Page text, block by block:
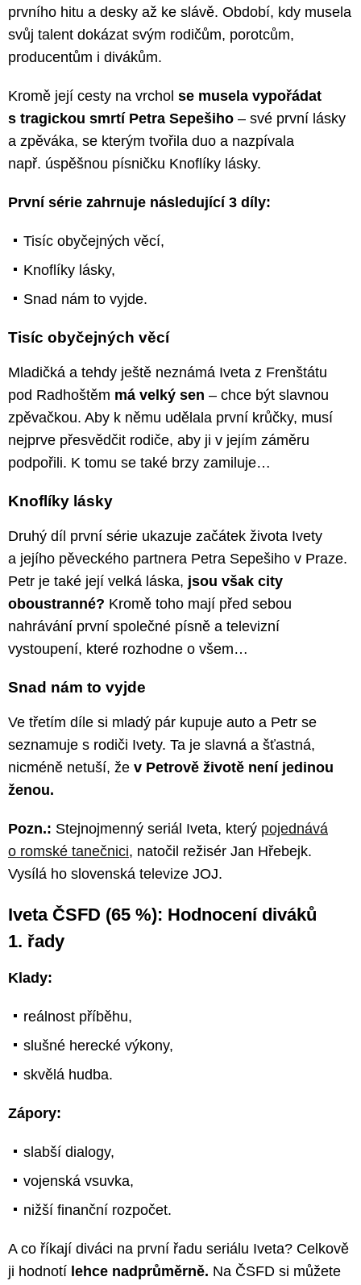
prvního hitu a desky až ke slávě. Období, kdy musela
svůj talent dokázat svým rodičům, porotcům,
producentům i divákům.
Kromě její cesty na vrchol se musela vypořádat
s tragickou smrtí Petra Sepešiho – své první lásky
a zpěváka, se kterým tvořila duo a nazpívala
např. úspěšnou písničku Knoflíky lásky.
První série zahrnuje následující 3 díly:
Tisíc obyčejných věcí,
Knoflíky lásky,
Snad nám to vyjde.
Tisíc obyčejných věcí
Mladičká a tehdy ještě neznámá Iveta z Frenštátu
pod Radhoštěm má velký sen – chce být slavnou
zpěvačkou. Aby k němu udělala první krůčky, musí
nejprve přesvědčit rodiče, aby ji v jejím záměru
podpořili. K tomu se také brzy zamiluje…
Knoflíky lásky
Druhý díl první série ukazuje začátek života Ivety
a jejího pěveckého partnera Petra Sepešiho v Praze.
Petr je také její velká láska, jsou však city
oboustranné? Kromě toho mají před sebou
nahrávání první společné písně a televizní
vystoupení, které rozhodne o všem…
Snad nám to vyjde
Ve třetím díle si mladý pár kupuje auto a Petr se
seznamuje s rodiči Ivety. Ta je slavná a šťastná,
nicméně netuší, že v Petrově životě není jedinou
ženou.
Pozn.: Stejnojmenný seriál Iveta, který pojednává
o romské tanečnici, natočil režisér Jan Hřebejk.
Vysílá ho slovenská televize JOJ.
Iveta ČSFD (65 %): Hodnocení diváků
1. řady
Klady:
reálnost příběhu,
slušné herecké výkony,
skvělá hudba.
Zápory:
slabší dialogy,
vojenská vsuvka,
nižší finanční rozpočet.
A co říkají diváci na první řadu seriálu Iveta? Celkově
ji hodnotí lehce nadprůměrně. Na ČSFD si můžete